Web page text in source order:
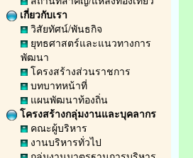
เกี่ยวกับเรา
วิสัยทัศน์/พันธกิจ
ยุทธศาสตร์และแนวทางการ
พัฒนา
โครงสร้างส่วนราชการ
บทบาทหน้าที่
แผนพัฒนาท้องถิ่น
โครงสร้างกลุ่มงานและบุคลากร
คณะผู้บริหาร
งานบริหารทั่วไป